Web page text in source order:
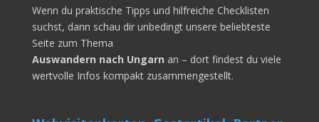
Wenn du praktische Tipps und hilfreiche Checklisten
suchst, dann schau dir unbedingt unsere beliebteste
Seite zum Thema
Auswandern nach Ungarn an – dort findest du viele
wertvolle Infos kompakt zusammengestellt.